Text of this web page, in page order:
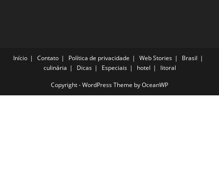
Início Contato Política de privacidade Web Stories
Brasil
culinária
Dicas Especiais hotel litoral
Copyright - WordPress Theme by OceanWP